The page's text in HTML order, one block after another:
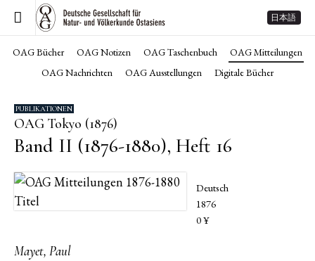
日本語
OAG Bücher OAG Notizen OAG Taschenbuch
OAG Mitteilungen
OAG Nachrichten
OAG Ausstellungen Digitale Bücher
PUBLIKATIONEN
OAG Tokyo (1876)
Band II (1876-1880), Heft 16
Deutsch
1876
0 ¥
Mayet, Paul